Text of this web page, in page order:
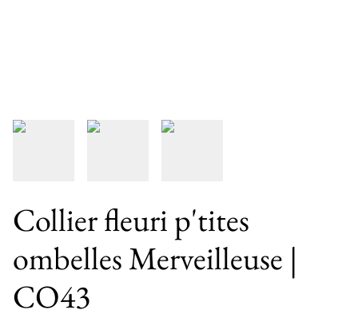
Collier fleuri p'tites
ombelles Merveilleuse |
CO43